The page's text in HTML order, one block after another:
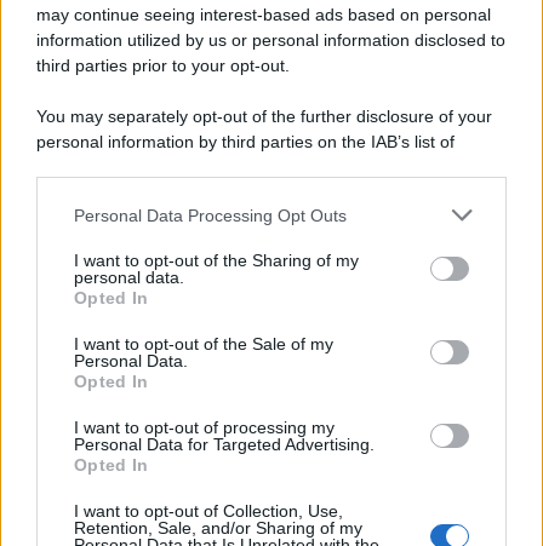
may continue seeing interest-based ads based on personal
information utilized by us or personal information disclosed to
third parties prior to your opt-out.
You may separately opt-out of the further disclosure of your
personal information by third parties on the IAB’s list of
This information may also be disclosed by us to third parties
disclose it to other third parties.
Please note that this website/app uses one or more Google
services and may gather and store information including but
not limited to your visit or usage behaviour. You may click to
grant or deny consent to Google and its third-party tags to
consent section.
Personal Data Processing Opt Outs
I want to opt-out of the Sharing of my
personal data.
Opted In
I want to opt-out of the Sale of my
Personal Data.
Opted In
I want to opt-out of processing my
Personal Data for Targeted Advertising.
Opted In
I want to opt-out of Collection, Use,
Retention, Sale, and/or Sharing of my
Lo sapevi che...
I Paesi dove puoi vivere una vacanza
in campeggio spendendo molto meno
del previsto
Non puoi dire di essere stato a
Palermo senza provarla: dove
Due siti UNESCO nello stesso luogo: il